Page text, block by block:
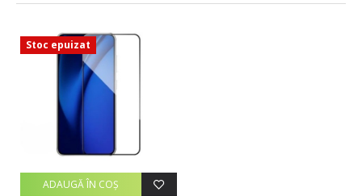
Stoc epuizat
ADAUGĂ ÎN COŞ